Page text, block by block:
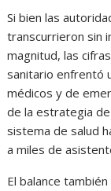
Si bien las
transcurrieron sin
magnitud, las
sanitario enfrentó
médicos y de
de la estrategia
sistema de salud
a miles de
El balance